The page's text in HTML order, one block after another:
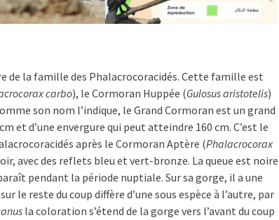
de la famille des Phalacrocoracidés. Cette famille est
carbo), le Cormoran Huppée (Gulosus aristotelis)
son nom l’indique, le Grand Cormoran est un grand
et d’une envergure qui peut atteindre 160 cm. C’est le
après le Cormoran Aptère (Phalacrocorax
avec des reflets bleu et vert-bronze. La queue est noire
pendant la période nuptiale. Sur sa gorge, il a une
le reste du coup diffère d’une sous espèce à l’autre, par
la coloration s’étend de la gorge vers l’avant du coup